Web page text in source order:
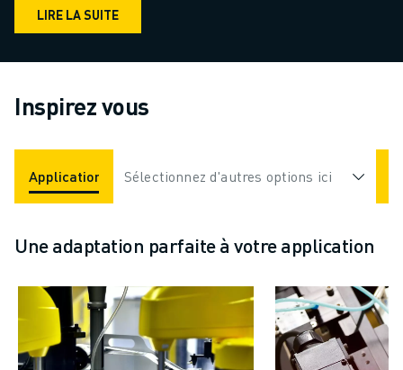
LIRE LA SUITE
Inspirez vous
Applications Industries
Sélectionnez d'autres options ici
Une adaptation parfaite à votre application